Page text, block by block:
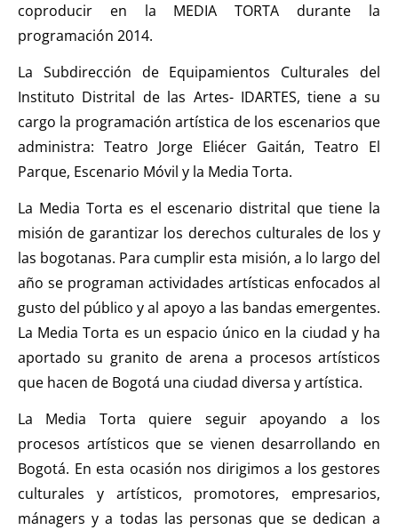
coproducir en la MEDIA TORTA durante la
programación 2014.
La Subdirección de Equipamientos Culturales del
Instituto Distrital de las Artes- IDARTES, tiene a su
cargo la programación artística de los escenarios que
administra: Teatro Jorge Eliécer Gaitán, Teatro El
Parque, Escenario Móvil y la Media Torta.
La Media Torta es el escenario distrital que tiene la
misión de garantizar los derechos culturales de los y
las bogotanas. Para cumplir esta misión, a lo largo del
año se programan actividades artísticas enfocados al
gusto del público y al apoyo a las bandas emergentes.
La Media Torta es un espacio único en la ciudad y ha
aportado su granito de arena a procesos artísticos
que hacen de Bogotá una ciudad diversa y artística.
La Media Torta quiere seguir apoyando a los
procesos artísticos que se vienen desarrollando en
Bogotá. En esta ocasión nos dirigimos a los gestores
culturales y artísticos, promotores, empresarios,
mánagers y a todas las personas que se dedican a